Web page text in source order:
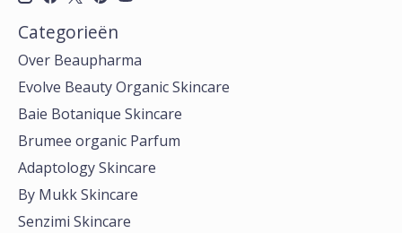
Categorieën
Over Beaupharma
Evolve Beauty Organic Skincare
Baie Botanique Skincare
Brumee organic Parfum
Adaptology Skincare
By Mukk Skincare
Senzimi Skincare